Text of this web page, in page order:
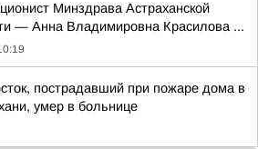
Минздрава Астраханской
— Анна Владимировна Красилова ...
пострадавший при пожаре дома в
умер в больнице